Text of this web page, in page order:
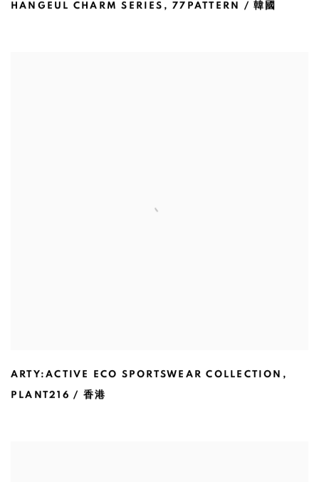
HANGEUL CHARM SERIES ,77PATTERN / 韓國
ARTY:ACTIVE ECO SPORTSWEAR COLLECTION ,
PLANT216 / 香港